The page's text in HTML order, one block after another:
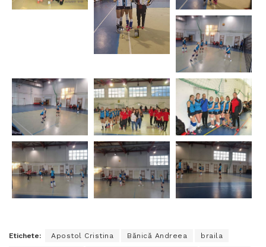
Etichete: Apostol Cristina Bănică Andreea braila